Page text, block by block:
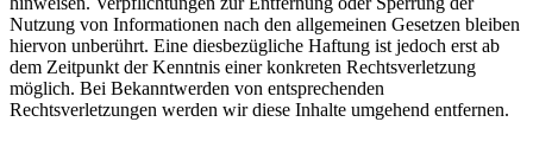
Nutzung von Informationen nach den allgemeinen Gesetzen bleiben
hiervon unberührt. Eine diesbezügliche Haftung ist jedoch erst ab
dem Zeitpunkt der Kenntnis einer konkreten Rechtsverletzung
möglich. Bei Bekanntwerden von entsprechenden
Rechtsverletzungen werden wir diese Inhalte umgehend entfernen.